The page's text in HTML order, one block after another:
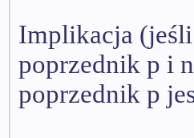
Implikacja
poprzednik p i
poprzednik p